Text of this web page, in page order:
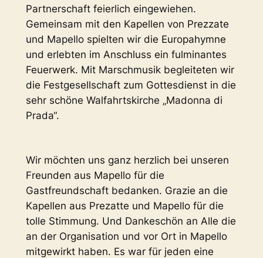
Partnerschaft feierlich eingewiehen.
Gemeinsam mit den Kapellen von Prezzate
und Mapello spielten wir die Europahymne
und erlebten im Anschluss ein fulminantes
Feuerwerk. Mit Marschmusik begleiteten wir
die Festgesellschaft zum Gottesdienst in die
sehr schöne Walfahrtskirche „Madonna di
Prada“.
Wir möchten uns ganz herzlich bei unseren
Freunden aus Mapello für die
Gastfreundschaft bedanken. Grazie an die
Kapellen aus Prezatte und Mapello für die
tolle Stimmung. Und Dankeschön an Alle die
an der Organisation und vor Ort in Mapello
mitgewirkt haben. Es war für jeden eine